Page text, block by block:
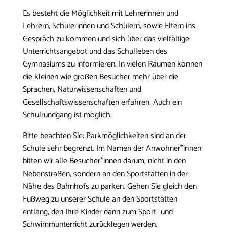
Es besteht die Möglichkeit mit Lehrerinnen und
Lehrern, Schülerinnen und Schülern, sowie Eltern ins
Gespräch zu kommen und sich über das viel­fältige
Unterrichtsangebot und das Schulleben des
Gymnasiums zu informieren. In vielen Räumen können
die kleinen wie großen Besucher mehr über die
Sprachen, Naturwissenschaften und
Gesellschaftswissenschaften erfahren. Auch ein
Schulrundgang ist möglich.
Bitte beachten Sie: Parkmöglichkeiten sind an der
Schule sehr begrenzt. Im Namen der Anwohner*innen
bitten wir alle Besucher*innen darum, nicht in den
Nebenstraßen, sondern an den Sportstätten in der
Nähe des Bahnhofs zu parken. Gehen Sie gleich den
Fußweg zu unserer Schule an den Sportstätten
entlang, den Ihre Kinder dann zum Sport- und
Schwimmunterricht zurücklegen werden.